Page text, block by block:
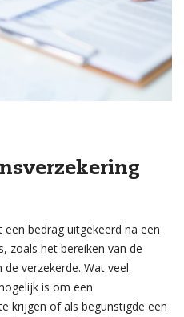
bedrag uitgekeerd na een
zoals het bereiken van de
verzekerde. Wat veel
is om een
krijgen of als begunstigde een